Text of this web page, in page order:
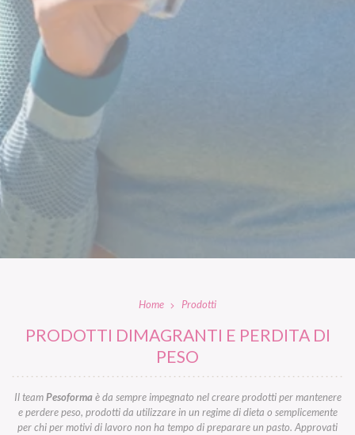
Home Prodotti
PRODOTTI DIMAGRANTI E PERDITA DI
PESO
Il teamPesoformaè da sempre impegnato nel creare prodotti per mantenere
e perdere peso, prodotti da utilizzare in un regime di dieta o semplicemente
per chi per motivi di lavoro non ha tempo di preparare un pasto. Approvati